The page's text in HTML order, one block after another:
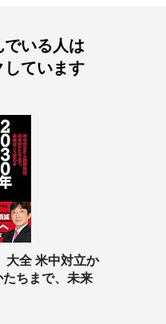
でいる人は
しています
大全 米中対立か
ちまで、未来